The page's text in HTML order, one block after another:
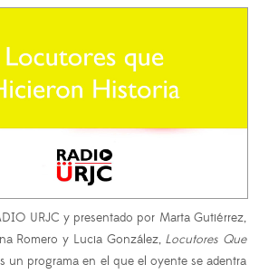
URJC y presentado por Marta Gutiérrez,
Romero y Lucia González, Locutores Que
un programa en el que el oyente se adentra